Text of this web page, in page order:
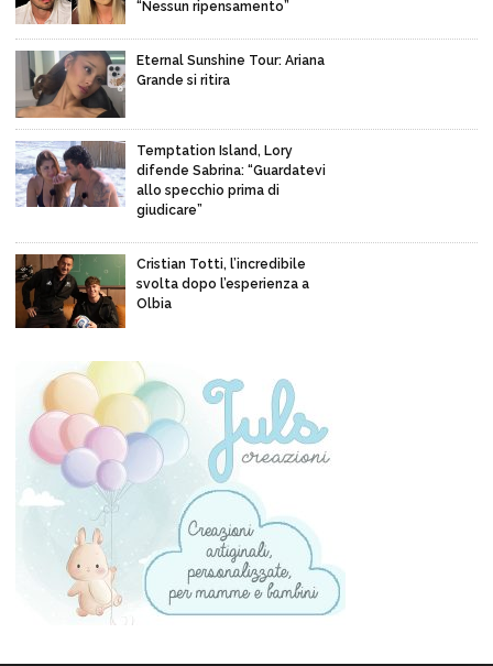
“Nessun ripensamento”
Eternal Sunshine Tour: Ariana
Grande si ritira
Temptation Island, Lory
difende Sabrina: “Guardatevi
allo specchio prima di
giudicare”
Cristian Totti, l’incredibile
svolta dopo l’esperienza a
Olbia